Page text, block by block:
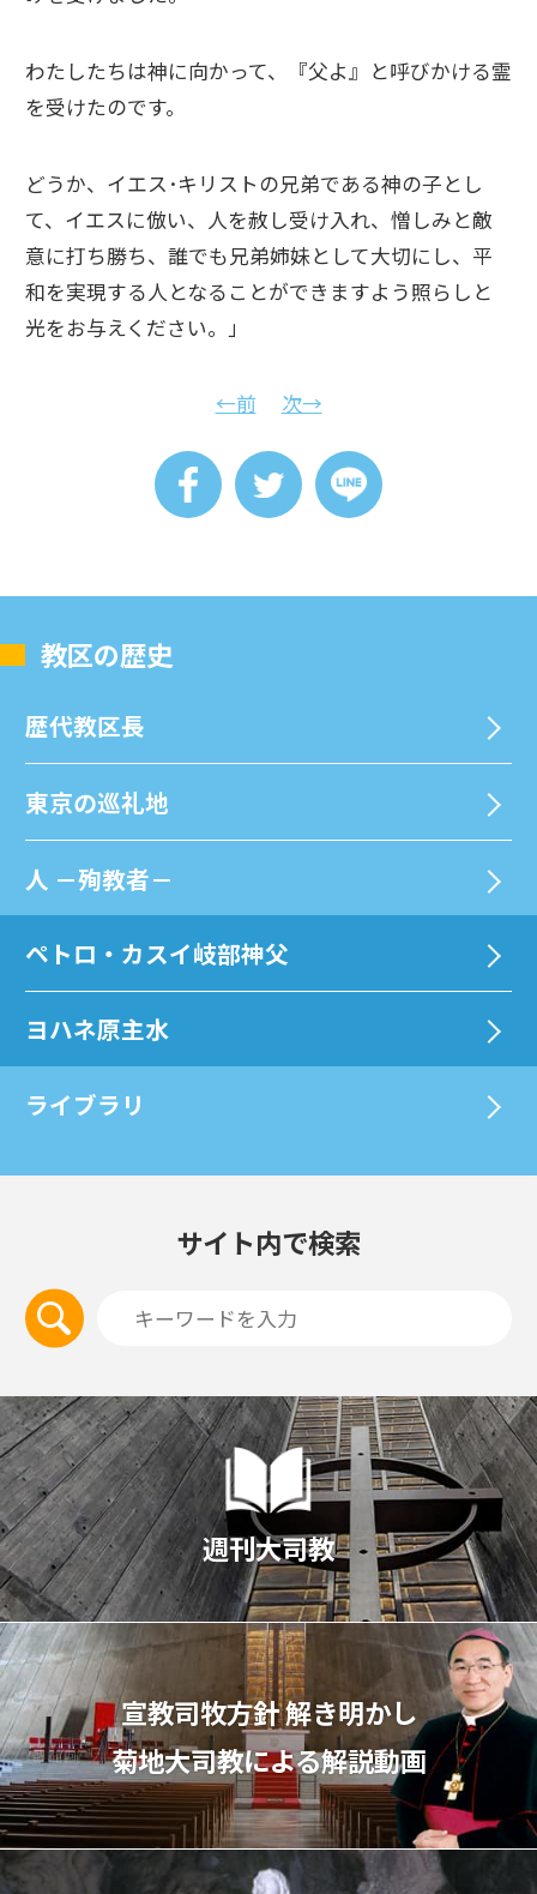
わたしたちは神に向かって、『父よ』と呼びかける霊
を受けたのです。
どうか、イエス･キリストの兄弟である神の子とし
て、イエスに倣い、人を赦し受け入れ、憎しみと敵
意に打ち勝ち、誰でも兄弟姉妹として大切にし、平
和を実現する人となることができますよう照らしと
光をお与えください。」
←前 次→
教区の歴史
歴代教区⻑
東京の巡礼地
⼈ －殉教者－
ペトロ・カスイ岐部神父
ヨハネ原主水
ライブラリ
サイト内で検索
週刊大司教
宣教司牧⽅針 解き明かし
菊地⼤司教による解説動画